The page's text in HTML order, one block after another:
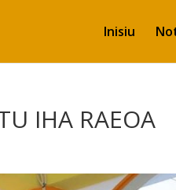
Inisiu
IHA RAEOA